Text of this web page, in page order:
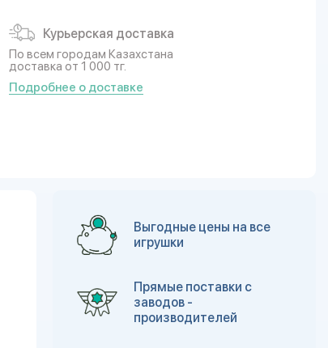
Курьерская доставка
По всем городам Казахстана
доставка от 1 000 тг.
Подробнее о доставке
Выгодные цены на все
игрушки
Прямые поставки с
заводов -
производителей